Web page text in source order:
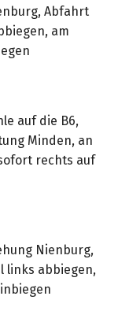
Abfahrt
am
auf die B6,
Minden, an
rechts auf
Nienburg,
links abbiegen,